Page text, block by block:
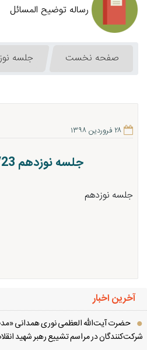
رساله توضیح المسائل
صفحه نخست جلسه نوزدهم
۲۸ فروردین ۱۳۹۸
جلسه نوزدهم 1390/07/23
جلسه نوزدهم
آخرین اخبار
حضرت آیت‌الله العظمی نوری همدانی «مدظله
در مراسم تشییع رهبر شهید انقلاب